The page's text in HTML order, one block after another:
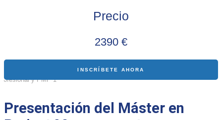
Precio
2390 €
INSCRÍBETE AHORA
Presentación del Máster en